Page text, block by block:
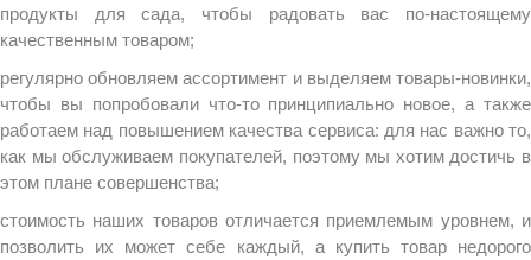
продукты для сада, чтобы радовать вас по-настоящему
качественным товаром;
регулярно обновляем ассортимент и выделяем товары-новинки,
чтобы вы попробовали что-то принципиально новое, а также
работаем над повышением качества сервиса: для нас важно то,
как мы обслуживаем покупателей, поэтому мы хотим достичь в
этом плане совершенства;
стоимость наших товаров отличается приемлемым уровнем, и
позволить их может себе каждый, а купить товар недорого